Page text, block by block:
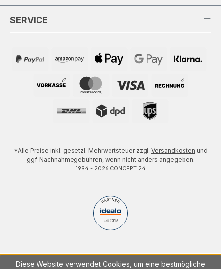
SERVICE
*Alle Preise inkl. gesetzl. Mehrwertsteuer zzgl. Versandkosten und
ggf. Nachnahmegebühren, wenn nicht anders angegeben.
1994 - 2026 CONCEPT 24
Diese Website verwendet Cookies, um eine bestmögliche